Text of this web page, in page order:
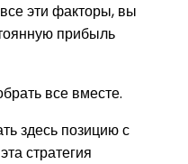
эти факторы, вы
прибыль
все вместе.
здесь позицию с
стратегия